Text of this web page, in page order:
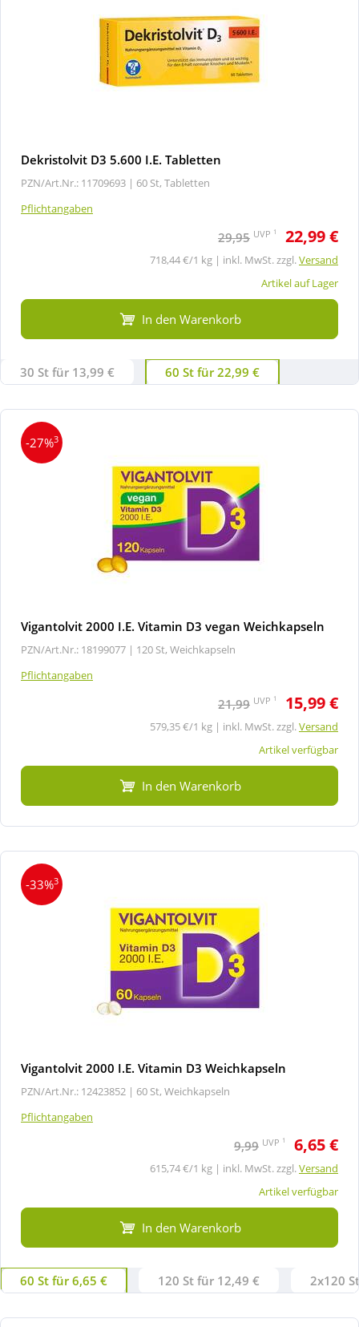
Dekristolvit D3 5.600 I.E. Tabletten
PZN/Art.Nr.: 11709693 | 60 St, Tabletten
Pflichtangaben
29,95 UVP 1 22,99 €
718,44 €/1 kg | inkl. MwSt. zzgl.Versand
Artikel auf Lager
In den Warenkorb
30 St für 13,99 € 60 St für 22,99 €
-27%3
Vigantolvit 2000 I.E. Vitamin D3 vegan Weichkapseln
PZN/Art.Nr.: 18199077 | 120 St, Weichkapseln
Pflichtangaben
21,99 UVP 1 15,99 €
579,35 €/1 kg | inkl. MwSt. zzgl.Versand
Artikel verfügbar
In den Warenkorb
-33%3
Vigantolvit 2000 I.E. Vitamin D3 Weichkapseln
PZN/Art.Nr.: 12423852 | 60 St, Weichkapseln
Pflichtangaben
9,99 UVP 1 6,65 €
615,74 €/1 kg | inkl. MwSt. zzgl.Versand
Artikel verfügbar
In den Warenkorb
60 St für 6,65 € 120 St für 12,49 € 2x120